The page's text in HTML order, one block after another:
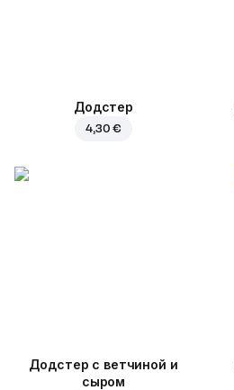
Додстер
4,30 €
Додстер с ветчиной и
сыром